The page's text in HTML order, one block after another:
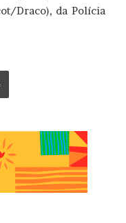
Draco), da Polícia